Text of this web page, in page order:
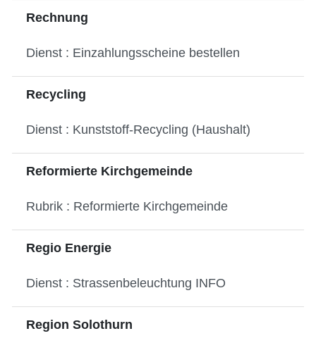
Rechnung
Dienst : Einzahlungsscheine bestellen
Recycling
Dienst : Kunststoff-Recycling (Haushalt)
Reformierte Kirchgemeinde
Rubrik : Reformierte Kirchgemeinde
Regio Energie
Dienst : Strassenbeleuchtung INFO
Region Solothurn